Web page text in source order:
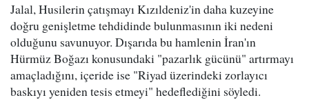
Jalal, Husilerin çatışmayı Kızıldeniz'in daha kuzeyine
doğru genişletme tehdidinde bulunmasının iki nedeni
olduğunu savunuyor. Dışarıda bu hamlenin İran'ın
Hürmüz Boğazı konusundaki "pazarlık gücünü" artırmayı
amaçladığını, içeride ise "Riyad üzerindeki zorlayıcı
baskıyı yeniden tesis etmeyi" hedeflediğini söyledi.